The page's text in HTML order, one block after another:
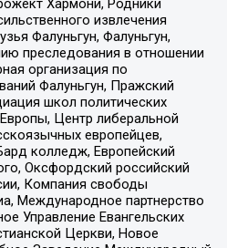
Хармони, Родники
извлечения
Фалуньгун, Фалуньгун,
преследования в отношении
организация по
Фалуньгун, Пражский
школ политических
Центр либеральной
европейцев,
колледж, Европейский
Оксфордский российский
Компания свободы
Международное партнерство
Управление Евангельских
Церкви, Новое